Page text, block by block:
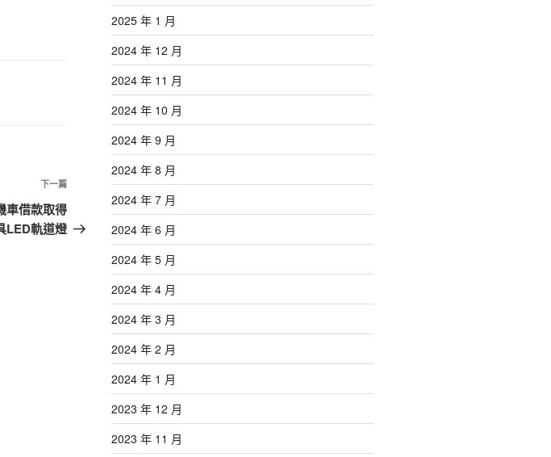
下
一
篇
下一篇
車借款取得
LED軌道燈
2025 年 1 月
2024 年 12 月
2024 年 11 月
2024 年 10 月
2024 年 9 月
2024 年 8 月
2024 年 7 月
2024 年 6 月
2024 年 5 月
2024 年 4 月
2024 年 3 月
2024 年 2 月
2024 年 1 月
2023 年 12 月
2023 年 11 月